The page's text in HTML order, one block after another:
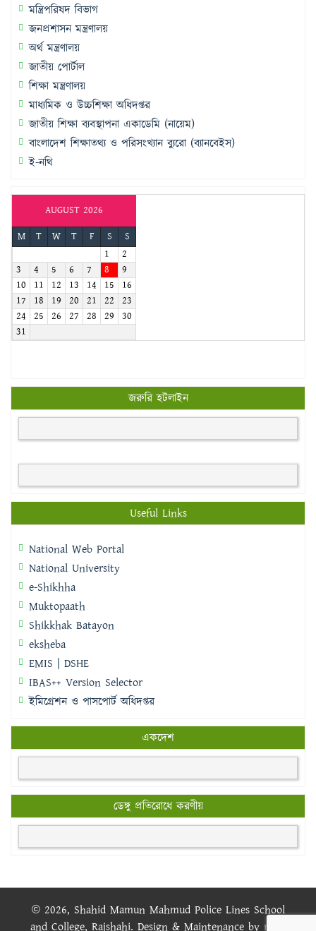
মন্ত্রিপরিষদ বিভাগ
জনপ্রশাসন মন্ত্রণালয়
অর্থ মন্ত্রণালয়
জাতীয় পোর্টাল
শিক্ষা মন্ত্রণালয়
মাধ্যমিক ও উচ্চশিক্ষা অধিদপ্তর
জাতীয় শিক্ষা ব্যবস্থাপনা একাডেমি (নায়েম)
বাংলাদেশ শিক্ষাতথ্য ও পরিসংখ্যান ব্যুরো (ব্যানবেইস)
ই-নথি
AUGUST 2026
M
T W T F S
S
1
2
3
4 5 6 7 8
9
10
11 12 13 14 15
16
17
18 19 20 21 22 23
24 25 26 27 28 29 30
31
জরুরি হটলাইন
Useful Links
National Web Portal
National University
e-Shikhha
Muktopaath
Shikkhak Batayon
eksheba
EMIS | DSHE
IBAS++ Version Selector
ইমিগ্রেশন ও পাসপোর্ট অধিদপ্তর
একদেশ
ডেঙ্গু প্রতিরোধে করণীয়
© 2026, Shahid Mamun Mahmud Police Lines School
and College, Rajshahi. Design & Maintenance by rajIT